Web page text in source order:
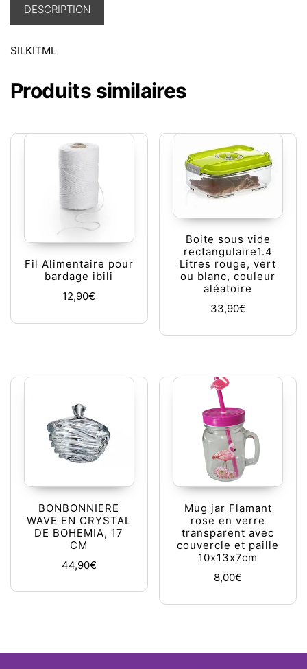
DESCRIPTION
SILKITML
Produits similaires
Fil Alimentaire pour
bardage ibili
12,90€
Boite sous vide
rectangulaire1.4
Litres rouge, vert
ou blanc, couleur
aléatoire
33,90€
BONBONNIERE
WAVE EN CRYSTAL
DE BOHEMIA, 17
CM
44,90€
Mug jar Flamant
rose en verre
transparent avec
couvercle et paille
10x13x7cm
8,00€